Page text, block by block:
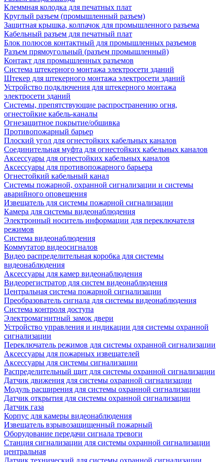
Клеммная колодка для печатных плат
Круглый разъем (промышленный разъем)
Защитная крышка, колпачок для промышленного разъема
Кабельный разъем для печатный плат
Блок полюсов контактный для промышленных разъемов
Разъем прямоугольный (разъем промышленный)
Контакт для промышленных разъемов
Система штекерного монтажа электросети зданий
Штекер для штекерного монтажа электросети зданий
Устройство подключения для штекерного монтажа
электросети зданий
Системы, препятствующие распространению огня,
огнестойкие кабель-каналы
Огнезащитное покрытие/обшивка
Противопожарный барьер
Плоский угол для огнестойких кабельных каналов
Соединительная муфта для огнестойких кабельных каналов
Аксессуары для огнестойких кабельных каналов
Аксессуары для противопожарного барьера
Огнестойкий кабельный канал
Системы пожарной, охранной сигнализации и системы
аварийного оповещения
Извещатель для системы пожарной сигнализации
Камера для системы видеонаблюдения
Электронный носитель информации для переключателя
режимов
Система видеонаблюдения
Коммутатор видеосигналов
Видео распределительная коробка для системы
видеонаблюдения
Аксессуары для камер видеонаблюдения
Видеорегистратор для систем видеонаблюдения
Центральная система пожарной сигнализации
Преобразователь сигнала для системы видеонаблюдения
Система контроля доступа
Электромагнитный замок двери
Устройство управления и индикации для системы охранной
сигнализации
Переключатель режимов для системы охранной сигнализации
Аксессуары для пожарных извещателей
Аксессуары для системы сигнализации
Распределительный щит для системы охранной сигнализации
Датчик движения для системы охранной сигнализации
Модуль расширения для системы охранной сигнализации
Датчик открытия для системы охранной сигнализации
Датчик газа
Корпус для камеры видеонаблюдения
Извещатель взрывозащищенный пожарный
Оборудование передачи сигнала тревоги
Станция сигнализации для системы охранной сигнализации
центральная
Датчик технический для системы охранной сигнализации